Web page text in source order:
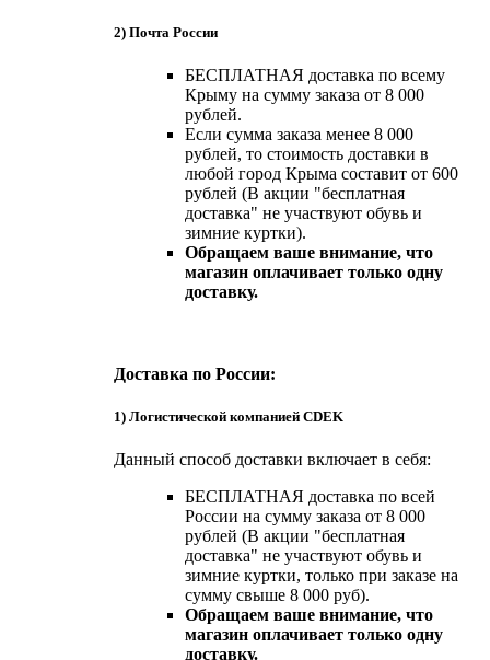
2) Почта России
БЕСПЛАТНАЯ доставка по всему
Крыму на сумму заказа от 8 000
рублей.
Если сумма заказа менее 8 000
рублей, то стоимость доставки в
любой город Крыма составит от 600
рублей (В акции "бесплатная
доставка" не участвуют обувь и
зимние куртки).
Обращаем ваше внимание, что
магазин оплачивает только одну
доставку.
Доставка по России:
1) Логистической компанией CDEK
Данный способ доставки включает в себя:
БЕСПЛАТНАЯ доставка по всей
России на сумму заказа от 8 000
рублей (В акции "бесплатная
доставка" не участвуют обувь и
зимние куртки, только при заказе на
сумму свыше 8 000 руб).
Обращаем ваше внимание, что
магазин оплачивает только одну
доставку.